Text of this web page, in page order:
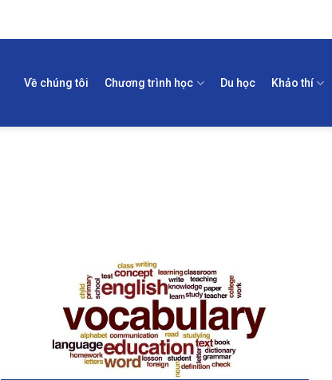
Về chúng tôi Chương trình học Du học Khảo thí